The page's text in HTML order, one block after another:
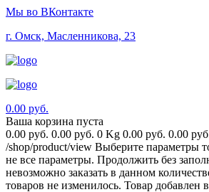
Мы во ВКонтакте
г. Омск, Масленникова, 23
0.00 руб.
Ваша корзина пуста
0.00 руб. 0.00 руб. 0 Kg 0.00 руб. 0.00
/shop/product/view Выберите параметры
не все параметры. Продолжить без
невозможно заказать в данном
товаров не изменилось. Товар добавлен